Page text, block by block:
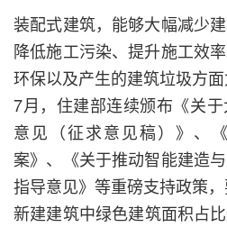
装配式建筑，能够大幅减少
降低施工污染、提升施工效
环保以及产生的建筑垃圾方
7月，住建部连续颁布《关
意见（征求意见稿）》、
案》、《关于推动智能建造
指导意见》等重磅支持政策
新建建筑中绿色建筑面积占